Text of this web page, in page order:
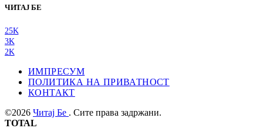
ЧИТАЈ БЕ
25K
3K
2K
ИМПРЕСУМ
ПОЛИТИКА НА ПРИВАТНОСТ
КОНТАКТ
©2026 Читај Бе . Сите права задржани.
TOTAL